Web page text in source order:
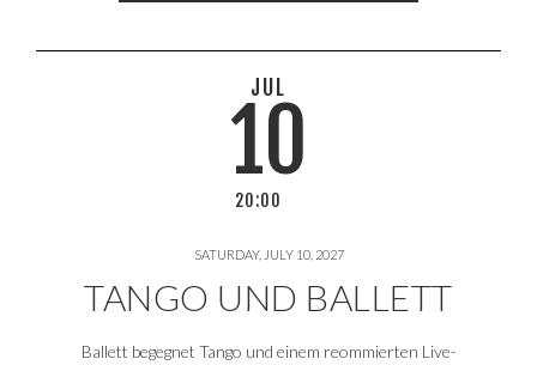
20:00
10
SATURDAY, JULY 10, 2027
TANGO UND BALLETT
Ballett begegnet Tango und einem reommierten Live-
JUL